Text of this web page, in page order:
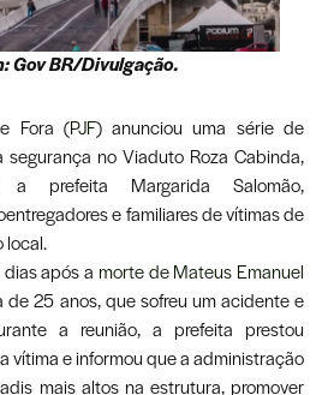
Gov BR/Divulgação.
Fora (PJF) anunciou uma série de
no Viaduto Roza Cabinda,
prefeita Margarida Salomão,
e familiares de vítimas de
local.
após a morte de Mateus Emanuel
de 25 anos, que sofreu um acidente e
a reunião, a prefeita prestou
vítima e informou que a administração
mais altos na estrutura, promover